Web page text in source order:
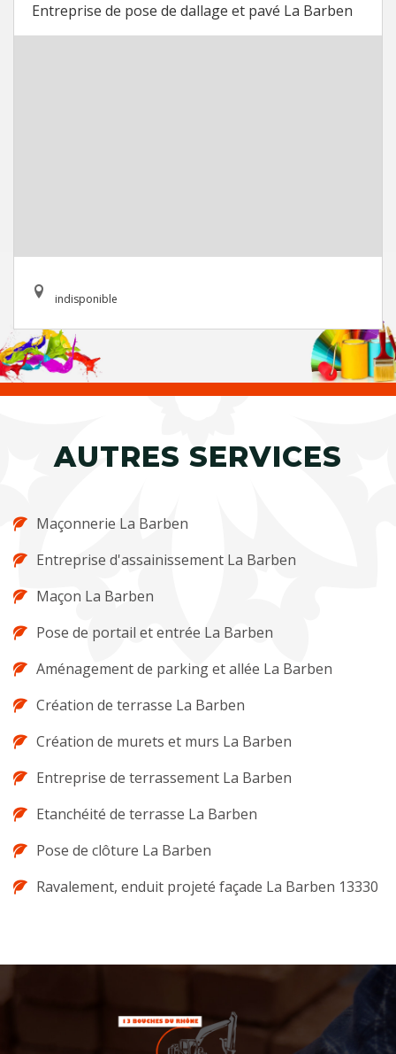
Entreprise de pose de dallage et pavé La Barben
indisponible
AUTRES SERVICES
Maçonnerie La Barben
Entreprise d'assainissement La Barben
Maçon La Barben
Pose de portail et entrée La Barben
Aménagement de parking et allée La Barben
Création de terrasse La Barben
Création de murets et murs La Barben
Entreprise de terrassement La Barben
Etanchéité de terrasse La Barben
Pose de clôture La Barben
Ravalement, enduit projeté façade La Barben 13330